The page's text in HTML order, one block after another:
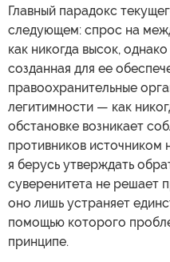
Главный парадокс
следующем: спрос на
как никогда высок,
созданная для ее
правоохранительные
легитимности — как
обстановке возникает
противников источником
я берусь утверждать
суверенитета не решает
оно лишь устраняет
помощью которого
принципе.